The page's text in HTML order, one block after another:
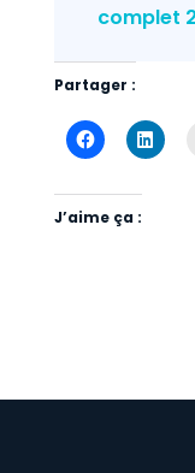
complet
Partager :
J’aime ça :